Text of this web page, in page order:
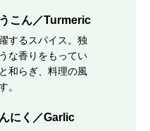
こん／Turmeric
するスパイス。独
な香りをもってい
和らぎ、料理の風
。
にく／Garlic